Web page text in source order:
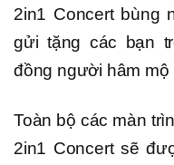
2in1 Concert bùng
gửi tặng các bạn
đồng người hâm mộ
Toàn bộ các màn
2in1 Concert sẽ